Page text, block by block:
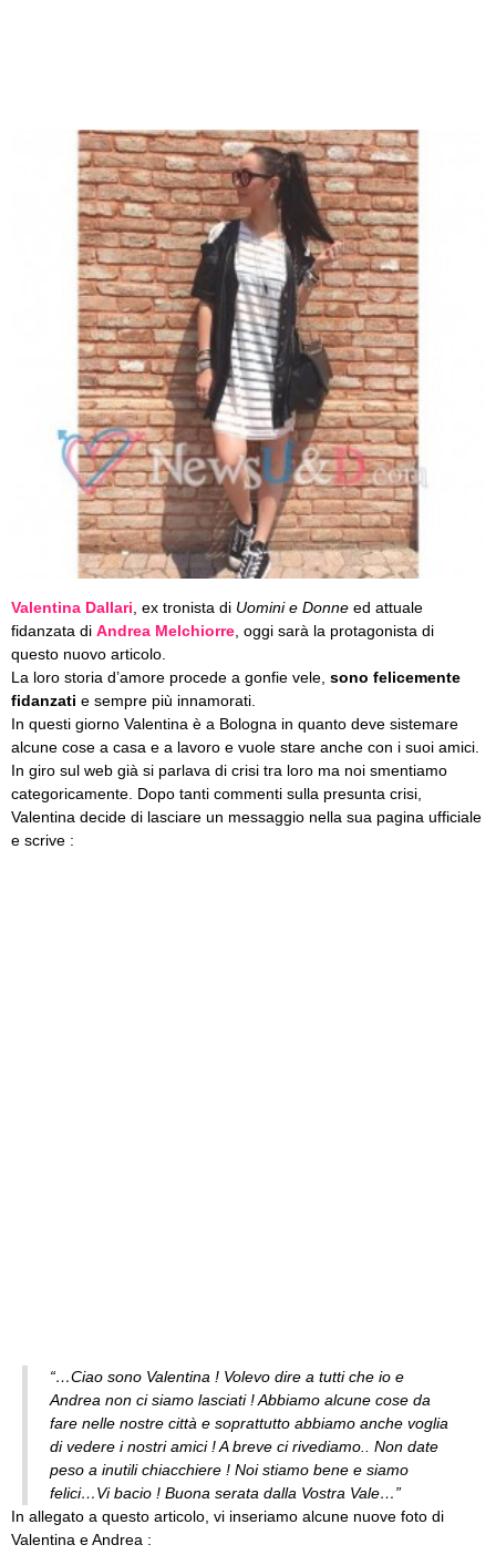
Valentina Dallari , ex tronista di Uomini e Donne ed attuale
fidanzata di Andrea Melchiorre , oggi sarà la protagonista di
questo nuovo articolo.
La loro storia d’amore procede a gonfie vele, sono felicemente
fidanzati e sempre più innamorati.
In questi giorno Valentina è a Bologna in quanto deve sistemare
alcune cose a casa e a lavoro e vuole stare anche con i suoi amici.
In giro sul web già si parlava di crisi tra loro ma noi smentiamo
categoricamente. Dopo tanti commenti sulla presunta crisi,
Valentina decide di lasciare un messaggio nella sua pagina ufficiale
e scrive :
“…Ciao sono Valentina ! Volevo dire a tutti che io e
Andrea non ci siamo lasciati ! Abbiamo alcune cose da
fare nelle nostre città e soprattutto abbiamo anche voglia
di vedere i nostri amici ! A breve ci rivediamo.. Non date
peso a inutili chiacchiere ! Noi stiamo bene e siamo
felici…Vi bacio ! Buona serata dalla Vostra Vale…”
In allegato a questo articolo, vi inseriamo alcune nuove foto di
Valentina e Andrea :